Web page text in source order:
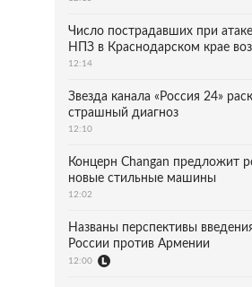
Число пострадавших при
НПЗ в Краснодарском крае
12:14
Звезда канала «Россия 24»
страшный диагноз
12:10
Концерн Changan предложит
новые стильные машины
12:02
Названы перспективы
России против Армении
12:00